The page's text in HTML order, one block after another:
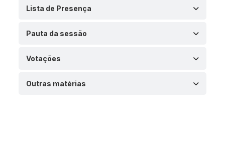
Lista de Presença
Pauta da sessão
Votações
Outras matérias